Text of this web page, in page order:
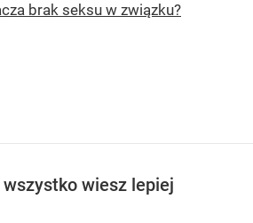
brak seksu w związku?
wszystko wiesz lepiej